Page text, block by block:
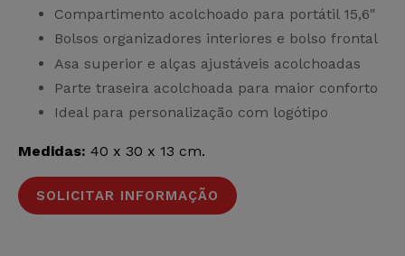
Compartimento acolchoado para portátil 15,6″
Bolsos organizadores interiores e bolso frontal
Asa superior e alças ajustáveis acolchoadas
Parte traseira acolchoada para maior conforto
Ideal para personalização com logótipo
Medidas: 40 x 30 x 13 cm.
SOLICITAR INFORMAÇÃO